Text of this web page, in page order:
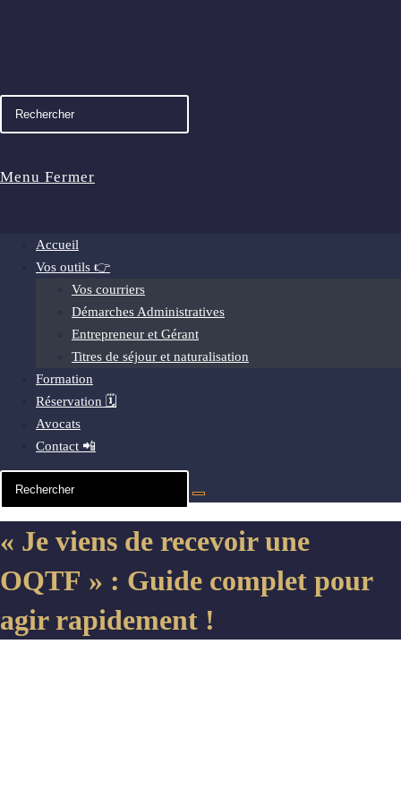
Menu Fermer
Accueil
Vos outils 👉
Vos courriers
Démarches Administratives
Entrepreneur et Gérant
Titres de séjour et naturalisation
Formation
Réservation 🗓️
Avocats
Contact 📲
« Je viens de recevoir une
OQTF » : Guide complet pour
agir rapidement !